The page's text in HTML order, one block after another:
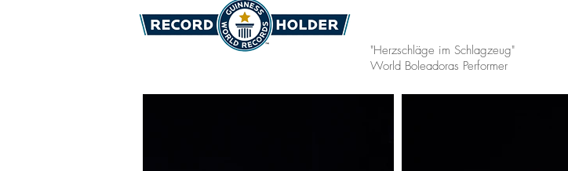
"Herzschläge im Schlagzeug"
World Boleadoras Performer